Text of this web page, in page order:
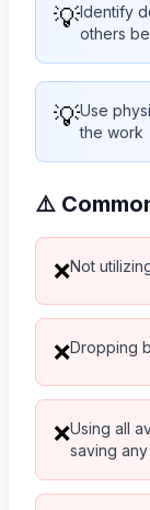
💡Identify
others
💡Use
the work
⚠️
❌Not
❌Dropping
❌Using all
saving